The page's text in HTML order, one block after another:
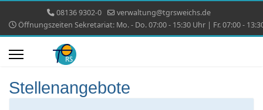
08136 9302-0
verwaltung@tgrsweichs.de
Öffnungszeiten Sekretariat: Mo. - Do. 07:00 - 15:30 Uhr | Fr. 07:00 -
Stellenangebote